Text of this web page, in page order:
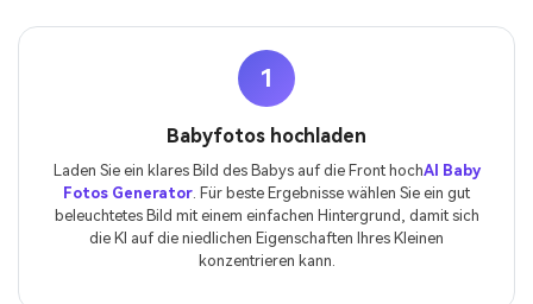
1
Babyfotos hochladen
Laden Sie ein klares Bild des Babys auf die Front hochAI Baby
Fotos Generator . Für beste Ergebnisse wählen Sie ein gut
beleuchtetes Bild mit einem einfachen Hintergrund, damit sich
die KI auf die niedlichen Eigenschaften Ihres Kleinen
konzentrieren kann.